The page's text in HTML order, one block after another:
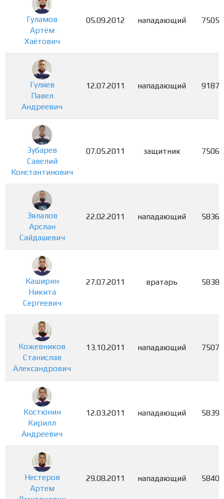
Гуламов
Артём
Хаётович
05.09.2012 нападающий 7505
Гуляев
Павел
Андреевич
12.07.2011 нападающий 9187
Зубарев
Савелий
Константинович
07.05.2011 защитник 7506
Зялалов
Арслан
Сайдашевич
22.02.2011 нападающий 5836
Каширин
Никита
Сергеевич
27.07.2011 вратарь 5838
Кожевников
Станислав
Александрович
13.10.2011 нападающий 7507
Костюнин
Кирилл
Андреевич
12.03.2011 нападающий 5839
Нестеров
Артем
29.08.2011 нападающий 5840